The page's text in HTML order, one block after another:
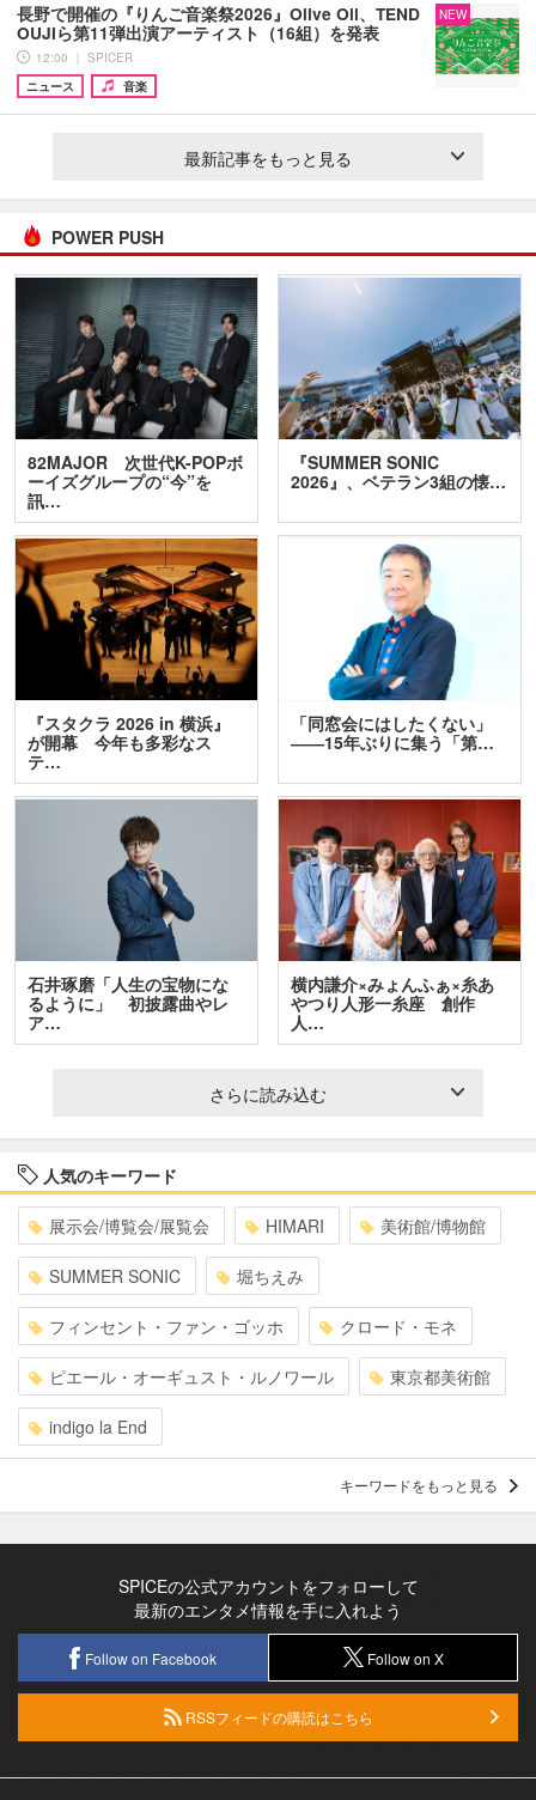
長野で開催の『りんご音楽祭2026』Olive Oil、TEND
OUJIら第11弾出演アーティスト（16組）を発表
12:00 ｜ SPICER
ニュース
音楽
NEW
最新記事をもっと見る
POWER PUSH
82MAJOR 次世代K-POPボ
ーイズグループの“今”を
訊…
『SUMMER SONIC
2026』、ベテラン3組の懐…
『スタクラ 2026 in 横浜』
が開幕 今年も多彩なス
テ…
「同窓会にはしたくない」
――15年ぶりに集う「第…
石井琢磨「人生の宝物にな
るように」 初披露曲やレ
ア…
横内謙介×みょんふぁ×糸あ
やつり人形一糸座 創作
人…
さらに読み込む
人気のキーワード
展示会/博覧会/展覧会 HIMARI 美術館/博物館
SUMMER SONIC 堀ちえみ
フィンセント・ファン・ゴッホ クロード・モネ
ピエール・オーギュスト・ルノワール 東京都美術館
indigo la End
キーワードをもっと見る
SPICEの公式アカウントをフォローして
最新のエンタメ情報を手に入れよう
Follow on Facebook Follow on X
RSSフィードの購読はこちら